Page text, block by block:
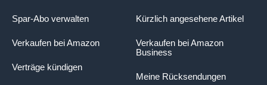
Kürzlich angesehene Artikel
Verkaufen bei Amazon
Business
Meine Rücksendungen
Spar-Abo verwalten
Verkaufen bei Amazon
Verträge kündigen